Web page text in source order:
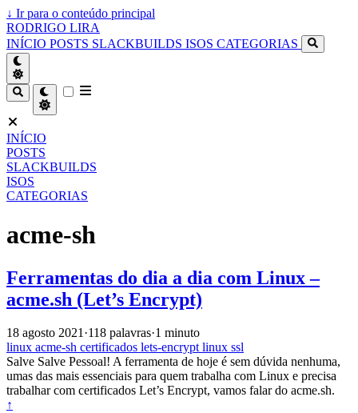
↓ Ir para o conteúdo principal
RODRIGO LIRA
INÍCIO POSTS SLACKBUILDS ISOS CATEGORIAS
INÍCIO
POSTS
SLACKBUILDS
ISOS
CATEGORIAS
acme-sh
Ferramentas do dia a dia com Linux –
acme.sh (Let’s Encrypt)
18 agosto 2021·118 palavras·1 minuto
linux acme-sh certificados lets-encryptlinux ssl
Salve Salve Pessoal! A ferramenta de hoje é sem dúvida nenhuma,
umas das mais essenciais para quem trabalha com Linux e precisa
trabalhar com certificados Let’s Encrypt, vamos falar do acme.sh.
↑